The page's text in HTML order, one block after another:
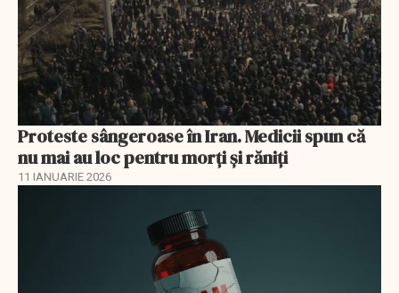
Proteste sângeroase în Iran. Medicii spun că
nu mai au loc pentru morți și răniți
11 IANUARIE 2026